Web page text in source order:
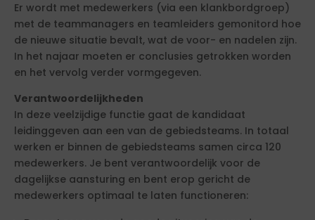
Er wordt met medewerkers (via een klankbordgroep)
met de teammanagers en teamleiders gemonitord hoe
de nieuwe situatie bevalt, wat de voor- en nadelen zijn.
In het najaar moeten er conclusies getrokken worden
en het vervolg verder vormgegeven.
Verantwoordelijkheden
In deze veelzijdige functie gaat de kandidaat
leidinggeven aan een van de gebiedsteams. In totaal
werken er binnen de gebiedsteams samen circa 120
medewerkers. Je bent verantwoordelijk voor de
dagelijkse aansturing en bent erop gericht de
medewerkers optimaal te laten functioneren: